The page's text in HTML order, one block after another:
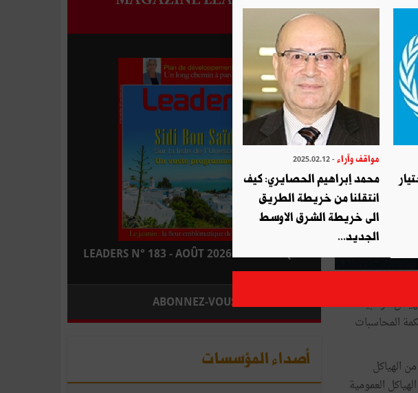
والإداري
الرقابية
تختصّ محكمة المحاسبات
الهياكل
العمومية
LEADERS N° 183 - AOÛT 2026 : EN KIOSQUE
ABONNEZ-VOUS
أصداء المؤسسات
مواقف وآراء- 2025.02.12
محمد إبراهيم الحصايري: كيف
انتقلنا من خريطة الطريق
الى خريطة الشرق الاوسط
الجديد...